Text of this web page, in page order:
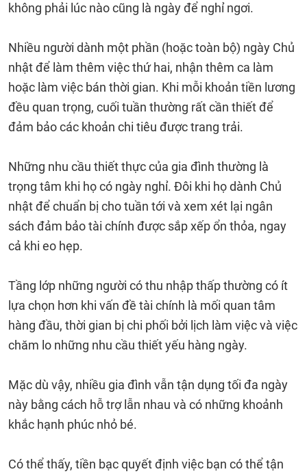
không phải lúc nào cũng là ngày để nghỉ ngơi.
Nhiều người dành một phần (hoặc toàn bộ) ngày Chủ
nhật để làm thêm việc thứ hai, nhận thêm ca làm
hoặc làm việc bán thời gian. Khi mỗi khoản tiền lương
đều quan trọng, cuối tuần thường rất cần thiết để
đảm bảo các khoản chi tiêu được trang trải.
Những nhu cầu thiết thực của gia đình thường là
trọng tâm khi họ có ngày nghỉ. Đôi khi họ dành Chủ
nhật để chuẩn bị cho tuần tới và xem xét lại ngân
sách đảm bảo tài chính được sắp xếp ổn thỏa, ngay
cả khi eo hẹp.
Tầng lớp những người có thu nhập thấp thường có ít
lựa chọn hơn khi vấn đề tài chính là mối quan tâm
hàng đầu, thời gian bị chi phối bởi lịch làm việc và việc
chăm lo những nhu cầu thiết yếu hàng ngày.
Mặc dù vậy, nhiều gia đình vẫn tận dụng tối đa ngày
này bằng cách hỗ trợ lẫn nhau và có những khoảnh
khắc hạnh phúc nhỏ bé.
Có thể thấy, tiền bạc quyết định việc bạn có thể tận